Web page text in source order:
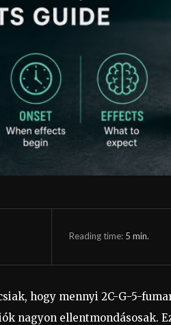
Reading time: 5 min.
hogy mennyi 2C-G-5-
nagyon ellentmondásosak.